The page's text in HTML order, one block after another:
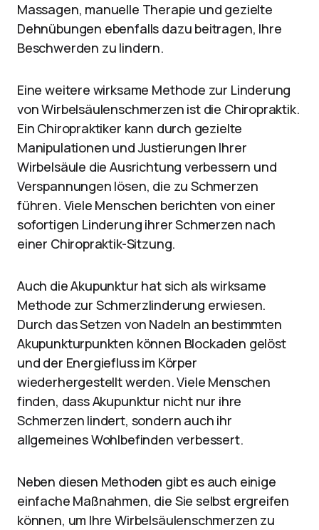
Massagen, manuelle Therapie und gezielte
Dehnübungen ebenfalls dazu beitragen, Ihre
Beschwerden zu lindern.
Eine weitere wirksame Methode zur Linderung
von Wirbelsäulenschmerzen ist die Chiropraktik.
Ein Chiropraktiker kann durch gezielte
Manipulationen und Justierungen Ihrer
Wirbelsäule die Ausrichtung verbessern und
Verspannungen lösen, die zu Schmerzen
führen. Viele Menschen berichten von einer
sofortigen Linderung ihrer Schmerzen nach
einer Chiropraktik-Sitzung.
Auch die Akupunktur hat sich als wirksame
Methode zur Schmerzlinderung erwiesen.
Durch das Setzen von Nadeln an bestimmten
Akupunkturpunkten können Blockaden gelöst
und der Energiefluss im Körper
wiederhergestellt werden. Viele Menschen
finden, dass Akupunktur nicht nur ihre
Schmerzen lindert, sondern auch ihr
allgemeines Wohlbefinden verbessert.
Neben diesen Methoden gibt es auch einige
einfache Maßnahmen, die Sie selbst ergreifen
können, um Ihre Wirbelsäulenschmerzen zu